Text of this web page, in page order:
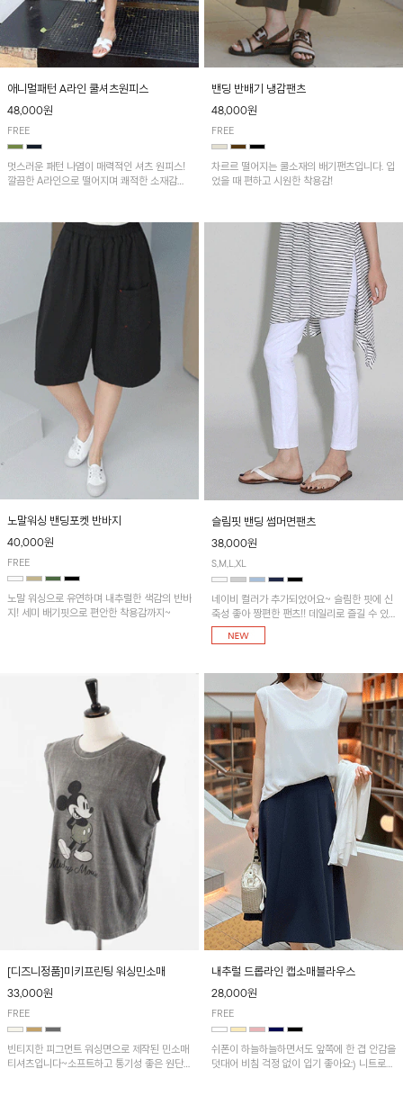
애니멀패턴 A라인 쿨셔츠원피스
48,000원
FREE
멋스러운 패턴 나염이 매력적인 셔츠 원피스!
깔끔한 A라인으로 떨어지며 쾌적한 소재감으
밴딩 반배기 냉감팬츠
48,000원
FREE
차르르 떨어지는 쿨소재의 배기팬츠입니다. 입
었을 때 편하고 시원한 착용감!
노말워싱 밴딩포켓 반바지
40,000원
FREE
노말 워싱으로 유연하며 내추럴한 색감의 반바
지! 세미 배기핏으로 편안한 착용감까지~
슬림핏 밴딩 썸머면팬츠
38,000원
S,M,L,XL
네이비 컬러가 추가되었어요~ 슬림한 핏에 신
축성 좋아 짱편한 팬츠!! 데일리로 즐길 수 있
는 기본 컬러들로 준비했어요~
[디즈니정품]미키프린팅 워싱민소매
33,000원
FREE
빈티지한 피그먼트 워싱면으로 제작된 민소매
티셔츠입니다~소프트하고 통기성 좋은 원단
내추럴 드롭라인 캡소매블라우스
28,000원
FREE
쉬폰이 하늘하늘하면서도 앞쪽에 한 겹 안감을
덧대어 비침 걱정 없이 입기 좋아요:) 니트로